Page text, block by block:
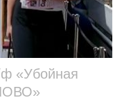
ф «Убойная